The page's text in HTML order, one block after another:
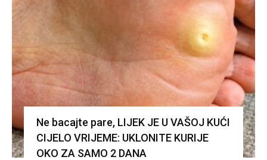
Ne bacajte pare, LIJEK JE U VAŠOJ KUĆI
CIJELO VRIJEME: UKLONITE KURIJE
OKO ZA SAMO 2 DANA